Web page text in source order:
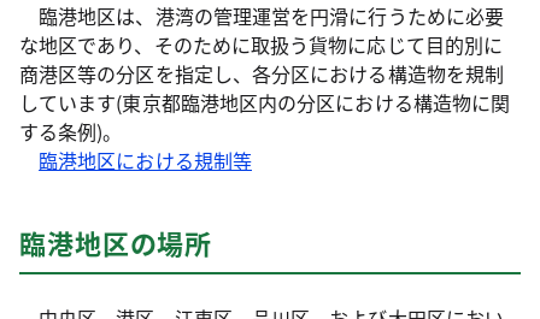
臨港地区は、港湾の管理運営を円滑に行うために必要
な地区であり、そのために取扱う貨物に応じて目的別に
商港区等の分区を指定し、各分区における構造物を規制
しています(東京都臨港地区内の分区における構造物に関
する条例)。
臨港地区における規制等
臨港地区の場所